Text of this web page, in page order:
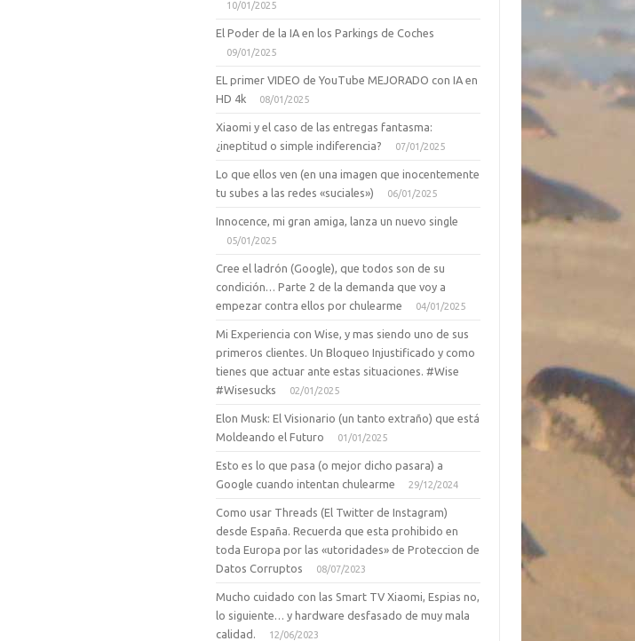
10/01/2025
El Poder de la IA en los Parkings de Coches
09/01/2025
EL primer VIDEO de YouTube MEJORADO con IA en
HD 4k
08/01/2025
Xiaomi y el caso de las entregas fantasma:
¿ineptitud o simple indiferencia?
07/01/2025
Lo que ellos ven (en una imagen que inocentemente
tu subes a las redes «suciales»)
06/01/2025
Innocence, mi gran amiga, lanza un nuevo single
05/01/2025
Cree el ladrón (Google), que todos son de su
condición… Parte 2 de la demanda que voy a
empezar contra ellos por chulearme
04/01/2025
Mi Experiencia con Wise, y mas siendo uno de sus
primeros clientes. Un Bloqueo Injustificado y como
tienes que actuar ante estas situaciones. #Wise
#Wisesucks
02/01/2025
Elon Musk: El Visionario (un tanto extraño) que está
Moldeando el Futuro
01/01/2025
Esto es lo que pasa (o mejor dicho pasara) a
Google cuando intentan chulearme
29/12/2024
Como usar Threads (El Twitter de Instagram)
desde España. Recuerda que esta prohibido en
toda Europa por las «utoridades» de Proteccion de
Datos Corruptos
08/07/2023
Mucho cuidado con las Smart TV Xiaomi, Espias no,
lo siguiente… y hardware desfasado de muy mala
calidad.
12/06/2023